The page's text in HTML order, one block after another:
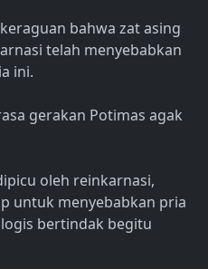
bahwa zat asing
telah menyebabkan
ini.
gerakan Potimas agak
oleh reinkarnasi,
untuk menyebabkan pria
bertindak begitu